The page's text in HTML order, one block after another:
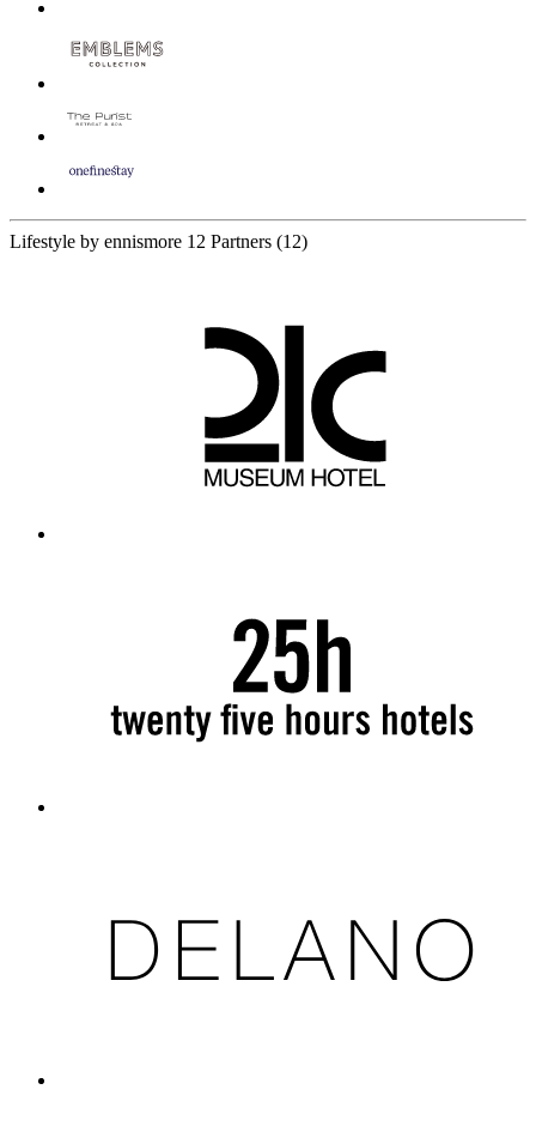
Lifestyle by ennismore 12 Partners (12)